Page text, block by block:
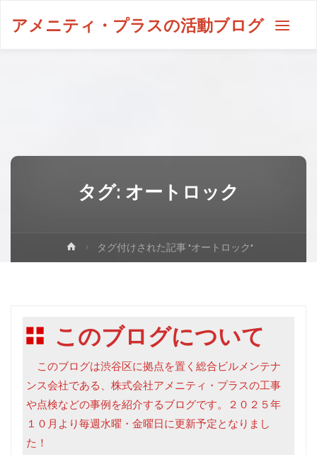
アメニティ・プラスの活動ブログ
タグ: オートロック
タグ付けされた記事 "オートロック"
このブログについて
このブログは渋谷区に拠点を置く総合ビルメンテナ
ンス会社である、株式会社アメニティ・プラスの工事
や点検などの事例を紹介するブログです。２０２５年
１０月より毎週水曜・金曜日に更新予定となりまし
た！